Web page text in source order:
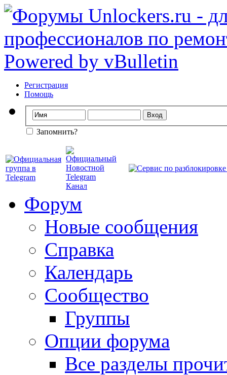
Регистрация
Помощь
Запомнить?
Форум
Новые сообщения
Справка
Календарь
Сообщество
Группы
Опции форума
Все разделы